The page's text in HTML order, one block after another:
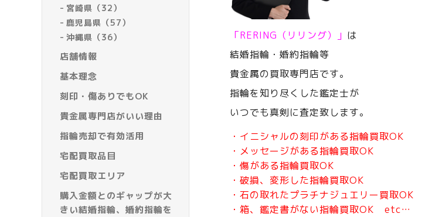
宮崎県（32）
鹿児島県（57）
沖縄県（36）
店舗情報
基本理念
刻印・傷ありでもOK
貴金属専門店がいい理由
指輪売却で有効活用
宅配買取品目
宅配買取エリア
購入金額とのギャップが大
きい結婚指輪、婚約指輪を
「RERING（リリング）」 は
結婚指輪・婚約指輪等
貴金属の買取専門店です。
指輪を知り尽くした鑑定士が
いつでも真剣に査定致します。
・イニシャルの刻印がある指輪買取OK
・メッセージがある指輪買取OK
・傷がある指輪買取OK
・破損、変形した指輪買取OK
・石の取れたプラチナジュエリー買取OK
・箱、鑑定書がない指輪買取OK etc…